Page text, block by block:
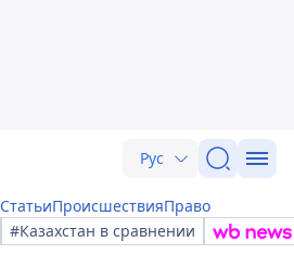
Рус
СтатьиПроисшествияПраво
#Казахстан в сравнении